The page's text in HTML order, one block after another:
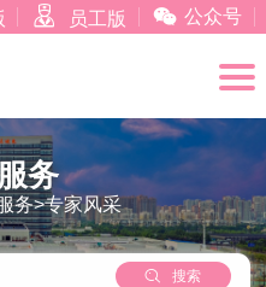
 员工版  公众号
 搜索
务
务>专家风采